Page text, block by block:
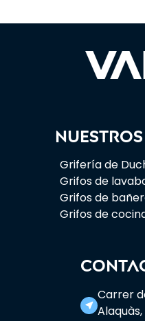
Grifería de
Grifos de
Grifos de
Grifos de
near_me
Carrer